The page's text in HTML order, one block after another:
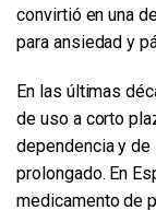
convirtió en una
para ansiedad y
En las últimas
de uso a corto
dependencia y
prolongado. En
medicamento de